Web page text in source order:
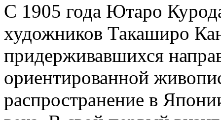
С 1905 года Ютаро
художников Такаширо
придерживавшихся
ориентированной
распространение в